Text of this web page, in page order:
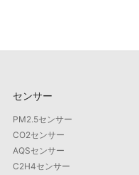
センサー
PM2.5センサー
CO2センサー
AQSセンサー
C2H4センサー